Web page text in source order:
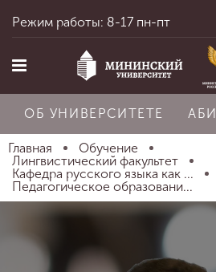
Главная
Об университете
Режим работы: 8-17 пн-пт
ОБ УНИВЕРСИТЕТЕ
Главная
Обучение
Лингвистический факультет
Кафедра русского языка как ...
Педагогическое образовани...